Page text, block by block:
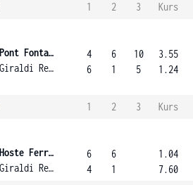
1 2 3
Kurs
Pont Fontanet
Giraldi Requena
4
6
6
1
10
5
3.55
1.24
1 2 3
Kurs
Hoste Ferrer
Giraldi Requena
6
4
6
1
1.04
7.60